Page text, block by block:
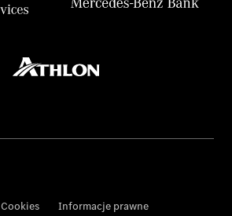
Cookies Informacje prawne